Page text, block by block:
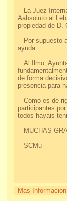
La Juez
Aabsoluto al
propiedad de D.
Por supuesto
ayuda.
Al Ilmo.
de forma
presencia para
Como es de
participantes
todos hayais
MUCHAS
SCMu
Mas